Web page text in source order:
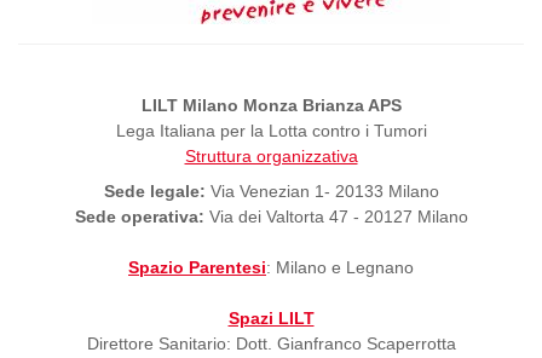
LILT Milano Monza Brianza APS
Lega Italiana per la Lotta contro i Tumori
Struttura organizzativa
Sede legale: Via Venezian 1- 20133 Milano
Sede operativa: Via dei Valtorta 47 - 20127 Milano
Spazio Parentesi: Milano e Legnano
Spazi LILT
Direttore Sanitario: Dott. Gianfranco Scaperrotta